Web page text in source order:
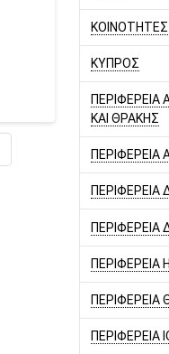
ΚΟΙΝΟΤΗΤΕΣ
ΚΥΠΡΟΣ
ΚΑΙ ΘΡΑΚΗΣ
ΠΕΡΙΦΕΡΕΙΑ
ΠΕΡΙΦΕΡΕΙΑ
ΠΕΡΙΦΕΡΕΙΑ
ΠΕΡΙΦΕΡΕΙΑ
ΠΕΡΙΦΕΡΕΙΑ
ΠΕΡΙΦΕΡΕΙΑ